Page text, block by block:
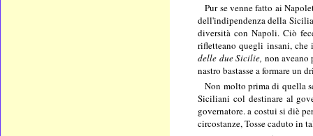
Pur se venne fatto ai
dell'indipendenza della
diversità con Napoli. Ciò
rifletteano quegli insani,
delle due Sicilie, non aveano
nastro bastasse a formare un
Non molto prima di quella
Siciliani col destinare al
governatore. a costui si diè
circostanze, Tosse caduto in